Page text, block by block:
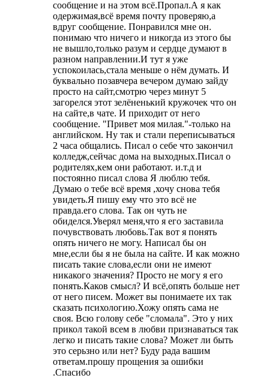
сообщение и на этом всё.Пропал.А я как
одержимая,всё время почту проверяю,а
вдруг сообщение. Понравился мне он.
понимаю что ничего и никогда из этого бы
не вышло,только разум и сердце думают в
разном направлении.И тут я уже
успокоилась,стала меньше о нём думать. И
буквально позавчера вечером думаю зайду
просто на сайт,смотрю через минут 5
загорелся этот зелёненький кружочек что он
на сайте,в чате. И приходит от него
сообщение. "Привет моя милая."-только на
английском. Ну так и стали переписываться
2 часа общались. Писал о себе что закончил
колледж,сейчас дома на выходных.Писал о
родителях,кем они работают. и.т.д и
постоянно писал слова Я люблю тебя.
Думаю о тебе всё время ,хочу снова тебя
увидеть.Я пишу ему что это всё не
правда.его слова. Так он чуть не
обиделся.Уверял меня,что я его заставила
почувствовать любовь.Так вот я понять
опять ничего не могу. Написал бы он
мне,если бы я не была на сайте. И как можно
писать такие слова,если они не имеют
никакого значения? Просто не могу я его
понять.Каков смысл? И всё,опять больше нет
от него писем. Может вы понимаете их так
сказать психологию.Хожу опять сама не
своя. Всю голову себе "сломала". Это у них
прикол такой всем в любви признаваться так
легко и писать такие слова? Может ли быть
это серьзно или нет? Буду рада вашим
ответам.прошу прощения за ошибки
.Спасибо